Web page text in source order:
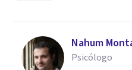
Nahum
Psicólogo